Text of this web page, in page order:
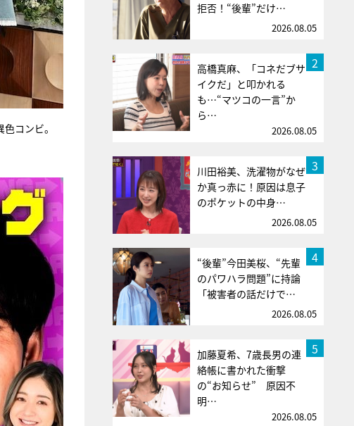
コンビ。
拒否！“後輩”だけ…
2026.08.05
2
高橋真麻、「コネだブサ
イクだ」と叩かれる
も…“マツコの一言”か
ら…
2026.08.05
3
川田裕美、洗濯物がなぜ
か真っ赤に！原因は息子
のポケットの中身…
2026.08.05
4
“後輩”今田美桜、“先輩
のパワハラ問題”に持論
「被害者の話だけで…
2026.08.05
5
加藤夏希、7歳長男の連
絡帳に書かれた衝撃
の“お知らせ” 原因不
明…
2026.08.05